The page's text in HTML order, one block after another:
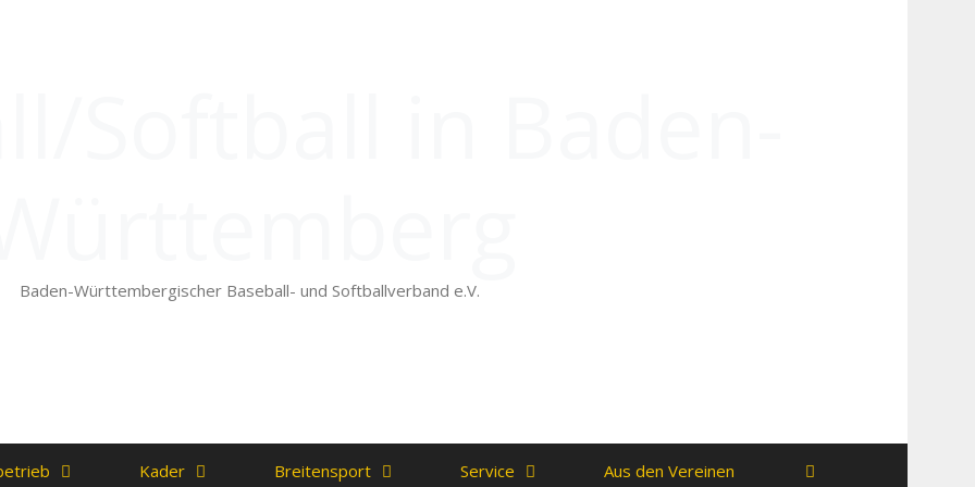
Baden-Württembergischer Baseball- und Softballverband e.V.
Kader Breitensport Service Aus den Vereinen